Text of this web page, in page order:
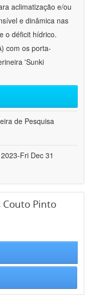
aclimatização e/ou
e dinâmica nas
o déficit hídrico.
com os porta-
'Sunki
de Pesquisa
Fri Dec 31
Couto Pinto